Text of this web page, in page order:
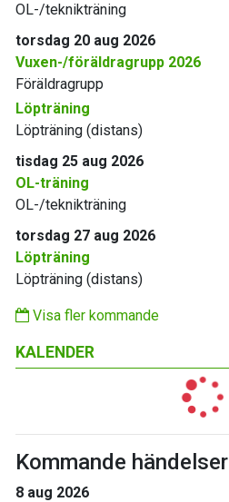
OL-/teknikträning
torsdag 20 aug 2026
Vuxen-/föräldragrupp 2026
Föräldragrupp
Löpträning
Löpträning (distans)
tisdag 25 aug 2026
OL-träning
OL-/teknikträning
torsdag 27 aug 2026
Löpträning
Löpträning (distans)
Visa fler kommande
KALENDER
Kommande händelser
8 aug 2026